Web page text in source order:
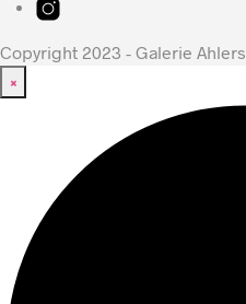
Copyright 2023 - Galerie Ahlers
×